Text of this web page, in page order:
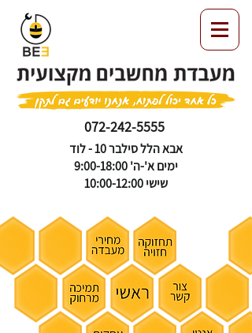
072-242-5555
אבא הלל סילבר 10 - לוד
ימים א'-ה' 9:00-18:00
שישי 10:00-12:00